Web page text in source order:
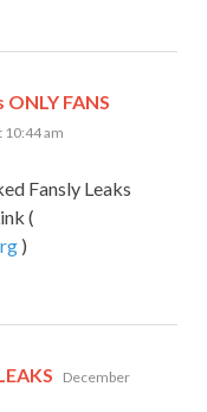
ONLY FANS
10:44 am
Fansly Leaks
(
)
says:
December